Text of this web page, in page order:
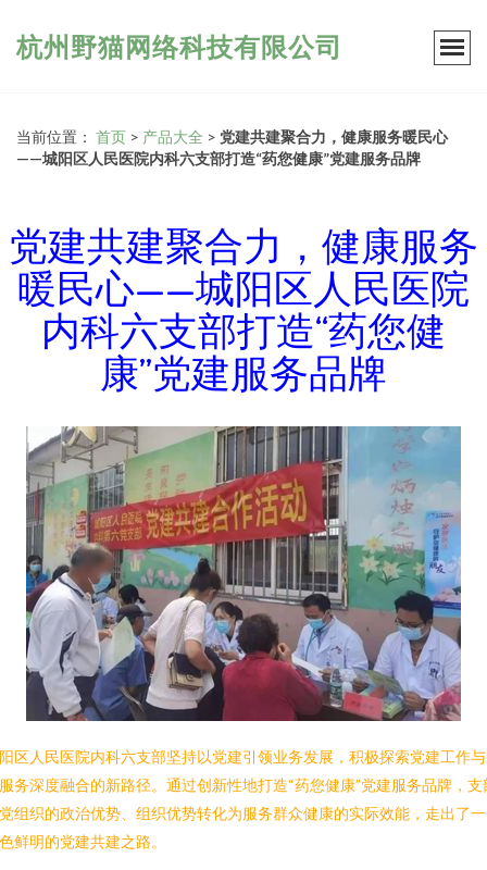
杭州野猫网络科技有限公司
当前位置： 首页 > 产品大全 > 党建共建聚合力，健康服务暖民心
——城阳区人民医院内科六支部打造“药您健康”党建服务品牌
党建共建聚合力，健康服务
暖民心——城阳区人民医院
内科六支部打造“药您健
康”党建服务品牌
区人民医院内科六支部坚持以党建引领业务发展，积极探索党建工作
务深度融合的新路径。通过创新性地打造“药您健康”党建服务品牌，支
组织的政治优势、组织优势转化为服务群众健康的实际效能，走出了
鲜明的党建共建之路。